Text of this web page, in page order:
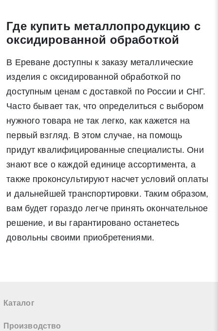
Где купить металлопродукцию с
оксидированной обработкой
В Ереване доступны к заказу металлические
изделия с оксидированной обработкой по
доступным ценам с доставкой по России и СНГ.
Часто бывает так, что определиться с выбором
нужного товара не так легко, как кажется на
первый взгляд. В этом случае, на помощь
придут квалифицированные специалисты. Они
знают все о каждой единице ассортимента, а
также проконсультируют насчет условий оплаты
и дальнейшей транспортировки. Таким образом,
вам будет гораздо легче принять окончательное
решение, и вы гарантировано останетесь
довольны своими приобретениями.
Каталог
Производство